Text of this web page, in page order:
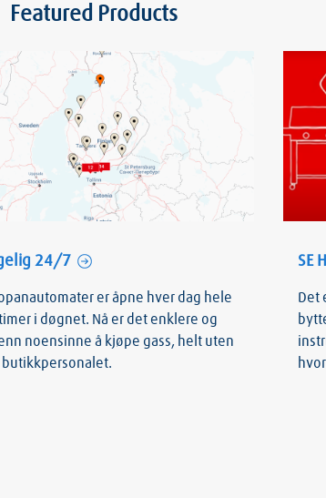
Featured Products
24/7
er åpne hver dag hele
i døgnet. Nå er det enklere og
noensinne å kjøpe gass, helt uten
butikkpersonalet.
SE
Det